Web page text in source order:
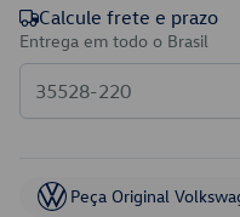
Calcule frete e prazo
Entrega em todo o Brasil
Peça Original